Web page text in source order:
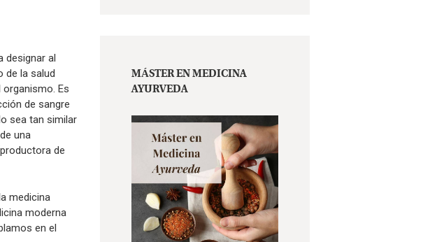
designar al
de la salud
Es
de sangre
sea tan similar
una
de
medicina
moderna
en el
MÁSTER EN MEDICINA
AYURVEDA